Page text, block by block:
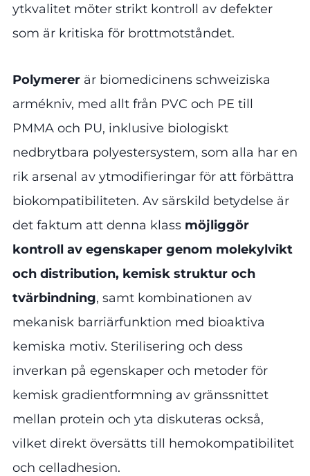
ytkvalitet möter strikt kontroll av defekter
som är kritiska för brottmotståndet.
Polymerer är biomedicinens schweiziska
armékniv, med allt från PVC och PE till
PMMA och PU, inklusive biologiskt
nedbrytbara polyestersystem, som alla har en
rik arsenal av ytmodifieringar för att förbättra
biokompatibiliteten. Av särskild betydelse är
det faktum att denna klass möjliggör
kontroll av egenskaper genom molekylvikt
och distribution, kemisk struktur och
tvärbindning, samt kombinationen av
mekanisk barriärfunktion med bioaktiva
kemiska motiv. Sterilisering och dess
inverkan på egenskaper och metoder för
kemisk gradientformning av gränssnittet
mellan protein och yta diskuteras också,
vilket direkt översätts till hemokompatibilitet
och celladhesion.